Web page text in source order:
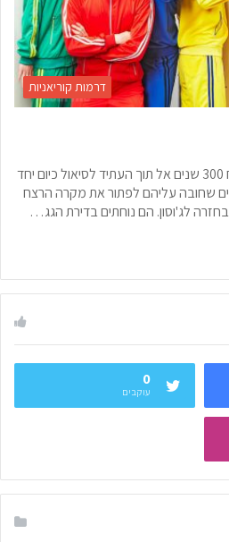
דרמות קוריאניות
כאשר יורש העצר לי-גאק נשלח 300 שנים אל תוך העתיד לסיאול כיום יחד
שחובה עליהם לפתור את מקרה הרצח
לג'וסון. הם נוחתים בדירת הגג…
0
עוקבים